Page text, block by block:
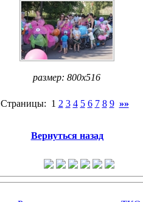
размер: 800x516
Страницы: 1 2 3 4 5 6 7 8 9 »»
Вернуться назад